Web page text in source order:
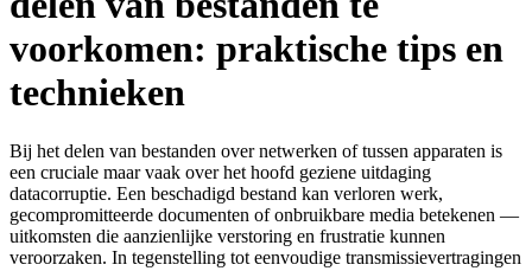
voorkomen: praktische tips en
technieken
Bij het delen van bestanden over netwerken of tussen apparaten is
een cruciale maar vaak over het hoofd geziene uitdaging
datacorruptie. Een beschadigd bestand kan verloren werk,
gecompromitteerde documenten of onbruikbare media betekenen —
uitkomsten die aanzienlijke verstoring en frustratie kunnen
veroorzaken. In tegenstelling tot eenvoudige transmissievertragingen